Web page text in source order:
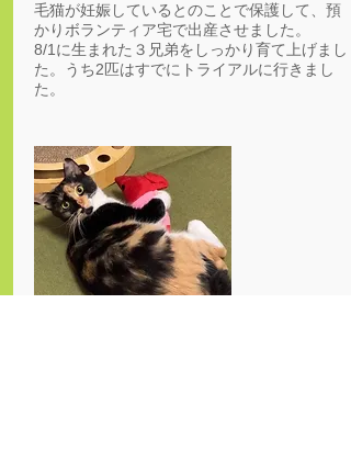
毛猫が妊娠しているとのことで保護して、預
かりボランティア宅で出産させました。
8/1に生まれた３兄弟をしっかり育て上げまし
た。うち2匹はすでにトライアルに行きまし
た。